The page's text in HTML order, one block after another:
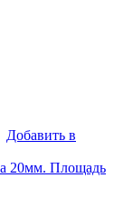
Добавить в